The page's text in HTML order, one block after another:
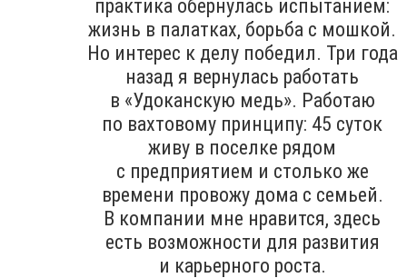
практика обернулась испытанием:
жизнь в палатках, борьба с мошкой.
Но интерес к делу победил. Три года
назад я вернулась работать
в «Удоканскую медь». Работаю
по вахтовому принципу: 45 суток
живу в поселке рядом
с предприятием и столько же
времени провожу дома с семьей.
В компании мне нравится, здесь
есть возможности для развития
и карьерного роста.